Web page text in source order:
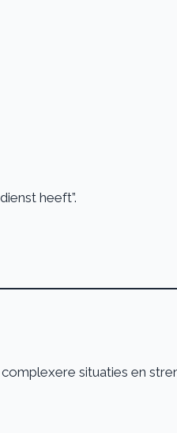
heeft”.
situaties en